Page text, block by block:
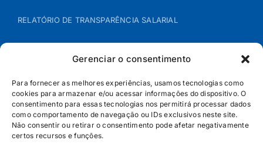
Gerenciar o consentimento
Para fornecer as melhores experiências, usamos tecnologias como
cookies para armazenar e/ou acessar informações do dispositivo. O
consentimento para essas tecnologias nos permitirá processar dados
como comportamento de navegação ou IDs exclusivos neste site.
Não consentir ou retirar o consentimento pode afetar negativamente
certos recursos e funções.
RELATÓRIO DE TRANSPARÊNCIA SALARIAL
POLÍTICA DE COOKIES
POLÍTICA DE PRIVACIDADE